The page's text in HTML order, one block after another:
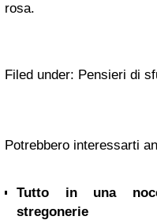
rosa.
Filed under: Pensieri di
Potrebbero interessarti
Tutto in una
stregonerie